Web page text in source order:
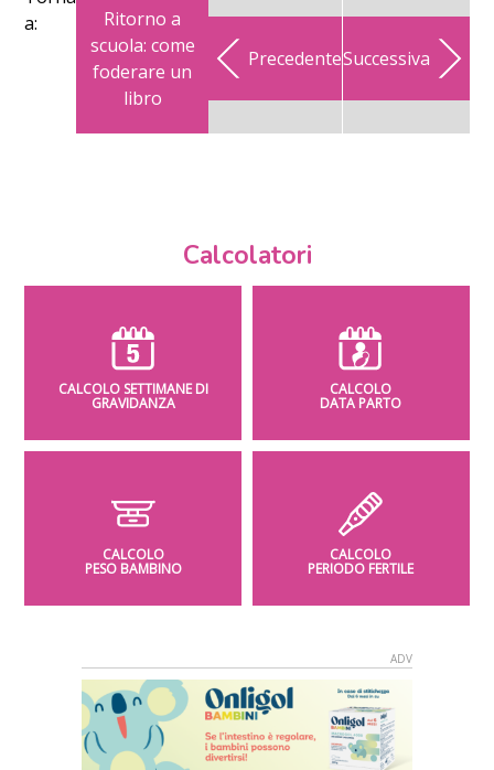
a:
Ritorno a
scuola: come
foderare un
libro
PrecedenteSuccessiva
Calcolatori
CALCOLO SETTIMANE DI
GRAVIDANZA
CALCOLO
DATA PARTO
CALCOLO
PESO BAMBINO
CALCOLO
PERIODO FERTILE